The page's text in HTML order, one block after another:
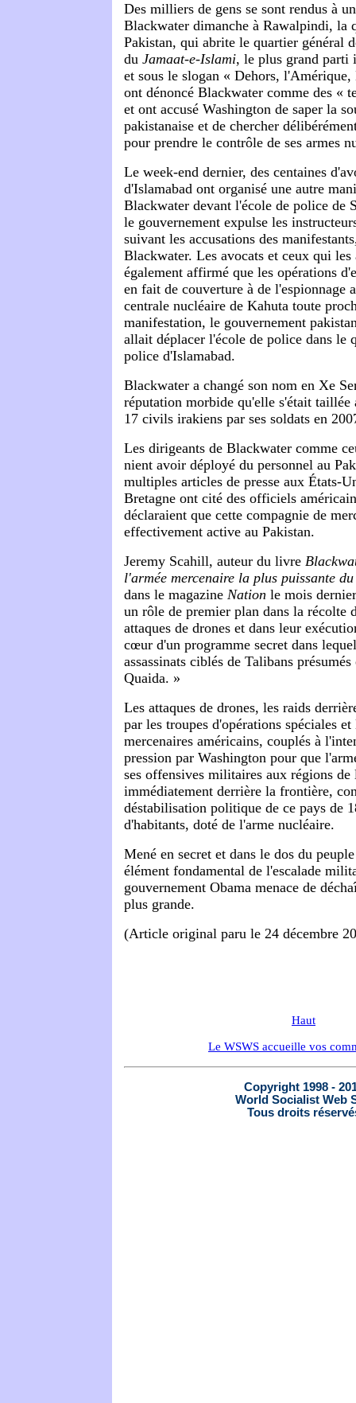
Des milliers de gens se sont rendus à
Blackwater dimanche à Rawalpindi, la
Pakistan, qui abrite le quartier général
du Jamaat-e-Islami, le plus grand parti
et sous le slogan « Dehors, l'Amérique,
ont dénoncé Blackwater comme des «
et ont accusé Washington de saper la
pakistanaise et de chercher
pour prendre le contrôle de ses armes
Le week-end dernier, des centaines
d'Islamabad ont organisé une autre
Blackwater devant l'école de police de
le gouvernement expulse les
suivant les accusations des
Blackwater. Les avocats et ceux qui
également affirmé que les opérations
en fait de couverture à de l'espionnage
centrale nucléaire de Kahuta toute
manifestation, le gouvernement
allait déplacer l'école de police dans le
police d'Islamabad.
Blackwater a changé son nom en Xe
réputation morbide qu'elle s'était taillée
17 civils irakiens par ses soldats en
Les dirigeants de Blackwater comme
nient avoir déployé du personnel au
multiples articles de presse aux États-
Bretagne ont cité des officiels
déclaraient que cette compagnie de
effectivement active au Pakistan.
Jeremy Scahill, auteur du livre
l'armée mercenaire la plus puissante
dans le magazine Nation le mois
un rôle de premier plan dans la récolte
attaques de drones et dans leur
cœur d'un programme secret dans
assassinats ciblés de Talibans
Quaida. »
Les attaques de drones, les raids
par les troupes d'opérations spéciales et
mercenaires américains, couplés à
pression par Washington pour que
ses offensives militaires aux régions
immédiatement derrière la frontière,
déstabilisation politique de ce pays de
d'habitants, doté de l'arme nucléaire.
Mené en secret et dans le dos du
élément fondamental de l'escalade
gouvernement Obama menace de
plus grande.
(Article original paru le 24 décembre
Haut
Le WSWS accueille vos
Copyright 1998 -
World Socialist Web
Tous droits